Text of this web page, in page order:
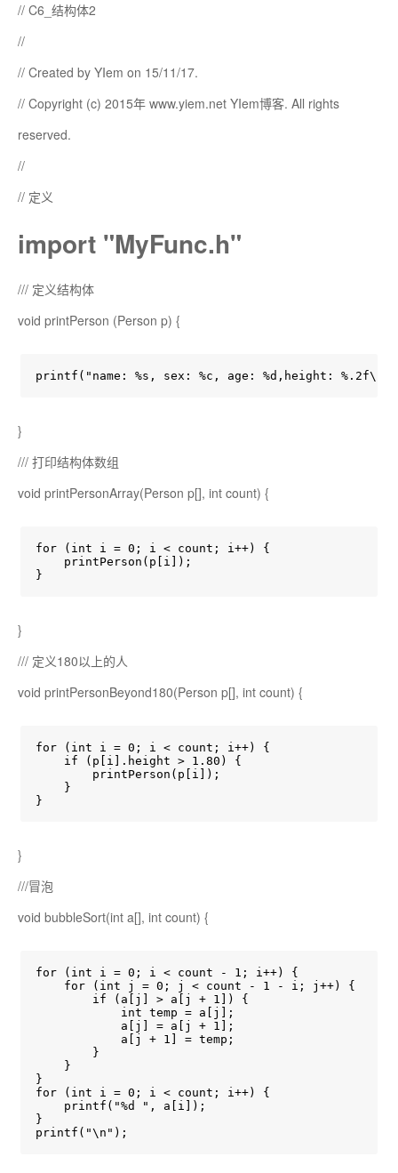
// C6_结构体2
//
// Created by YIem on 15/11/17.
// Copyright (c) 2015年 www.yiem.net YIem博客. All rights
reserved.
//
// 定义
import "MyFunc.h"
/// 定义结构体
void printPerson (Person p) {
printf("name: %s, sex: %c, age: %d,height:
}
/// 打印结构体数组
void printPersonArray(Person p[], int count) {
for (int i = 0; i < count; i++) {
    printPerson(p[i]);
}
}
/// 定义180以上的人
void printPersonBeyond180(Person p[], int count) {
for (int i = 0; i < count; i++) {
    if (p[i].height > 1.80) {
        printPerson(p[i]);
    }
}
}
///冒泡
void bubbleSort(int a[], int count) {
for (int i = 0; i < count - 1; i++) {
    for (int j = 0; j < count - 1 - i; j++) {
        if (a[j] > a[j + 1]) {
            int temp = a[j];
            a[j] = a[j + 1];
            a[j + 1] = temp;
        }
    }
}
for (int i = 0; i < count; i++) {
    printf("%d ", a[i]);
}
printf("\n");